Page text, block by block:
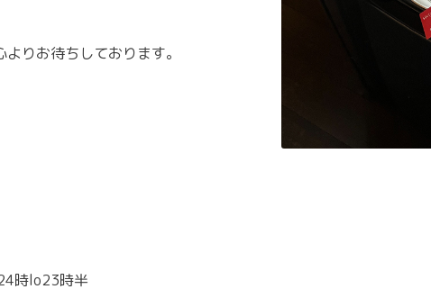
りお待ちしております。
時lo23時半